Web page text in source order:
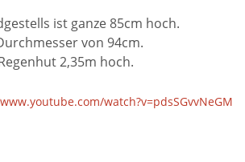
ist ganze 85cm hoch.
von 94cm.
2,35m hoch.
watch?v=pdsSGvvNeGM